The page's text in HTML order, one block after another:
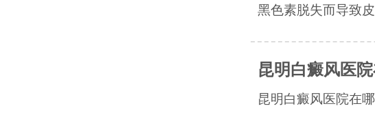
黑色素脱失而导致
昆明白癜风医
昆明白癜风医院在